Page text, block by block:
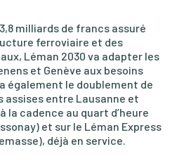
milliards de francs assuré
ferroviaire et des
Léman 2030 va adapter les
et Genève aux besoins
également le doublement de
assises entre Lausanne et
la cadence au quart d’heure
et sur le Léman Express
déjà en service.